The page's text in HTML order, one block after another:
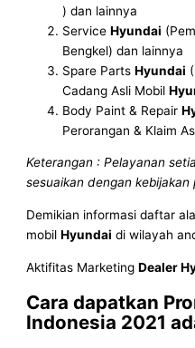
) dan lainnya
ServiceHyundai
Bengkel) dan lainnya
Spare PartsHyundai
Cadang Asli Mobil
Body Paint & Repair
Perorangan & Klaim
Keterangan : Pelayanan
sesuaikan dengan
Demikian informasi daftar
mobilHyundai di wilayah
Aktifitas MarketingDealer
Cara dapatkan
Indonesia 2021